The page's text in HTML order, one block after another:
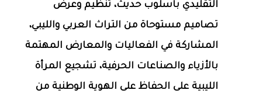
التقليدي بأسلوب حديث، تنظيم وعرض
تصاميم مستوحاة من التراث العربي والليبي،
المشاركة في الفعاليات والمعارض المهتمة
بالأزياء والصناعات الحرفية، تشجيع المرأة
الليبية على الحفاظ على الهوية الوطنية من